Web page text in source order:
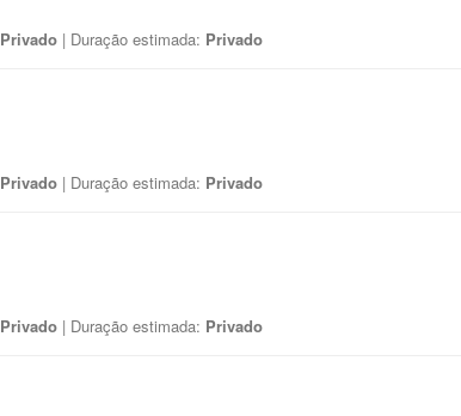
Privado | Duração estimada: Privado
Privado | Duração estimada: Privado
Privado | Duração estimada: Privado